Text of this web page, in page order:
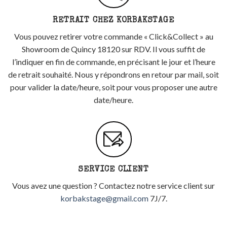
RETRAIT CHEZ KORBAKSTAGE
Vous pouvez retirer votre commande « Click&Collect » au
Showroom de Quincy 18120 sur RDV. Il vous suffit de
l’indiquer en fin de commande, en précisant le jour et l’heure
de retrait souhaité. Nous y répondrons en retour par mail, soit
pour valider la date/heure, soit pour vous proposer une autre
date/heure.
SERVICE CLIENT
Vous avez une question ? Contactez notre service client sur
korbakstage@gmail.com7J/7.